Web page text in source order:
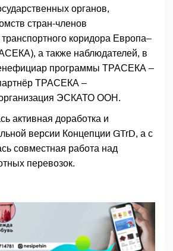
органов,
стран-членов
коридора Европа–
а также наблюдателей, в
программы ТРАСЕКА –
ТРАСЕКА –
ЭСКАТО ООН.
активная доработка и
версии Концепции GTrD, а с
совместная работа над
перевозок.